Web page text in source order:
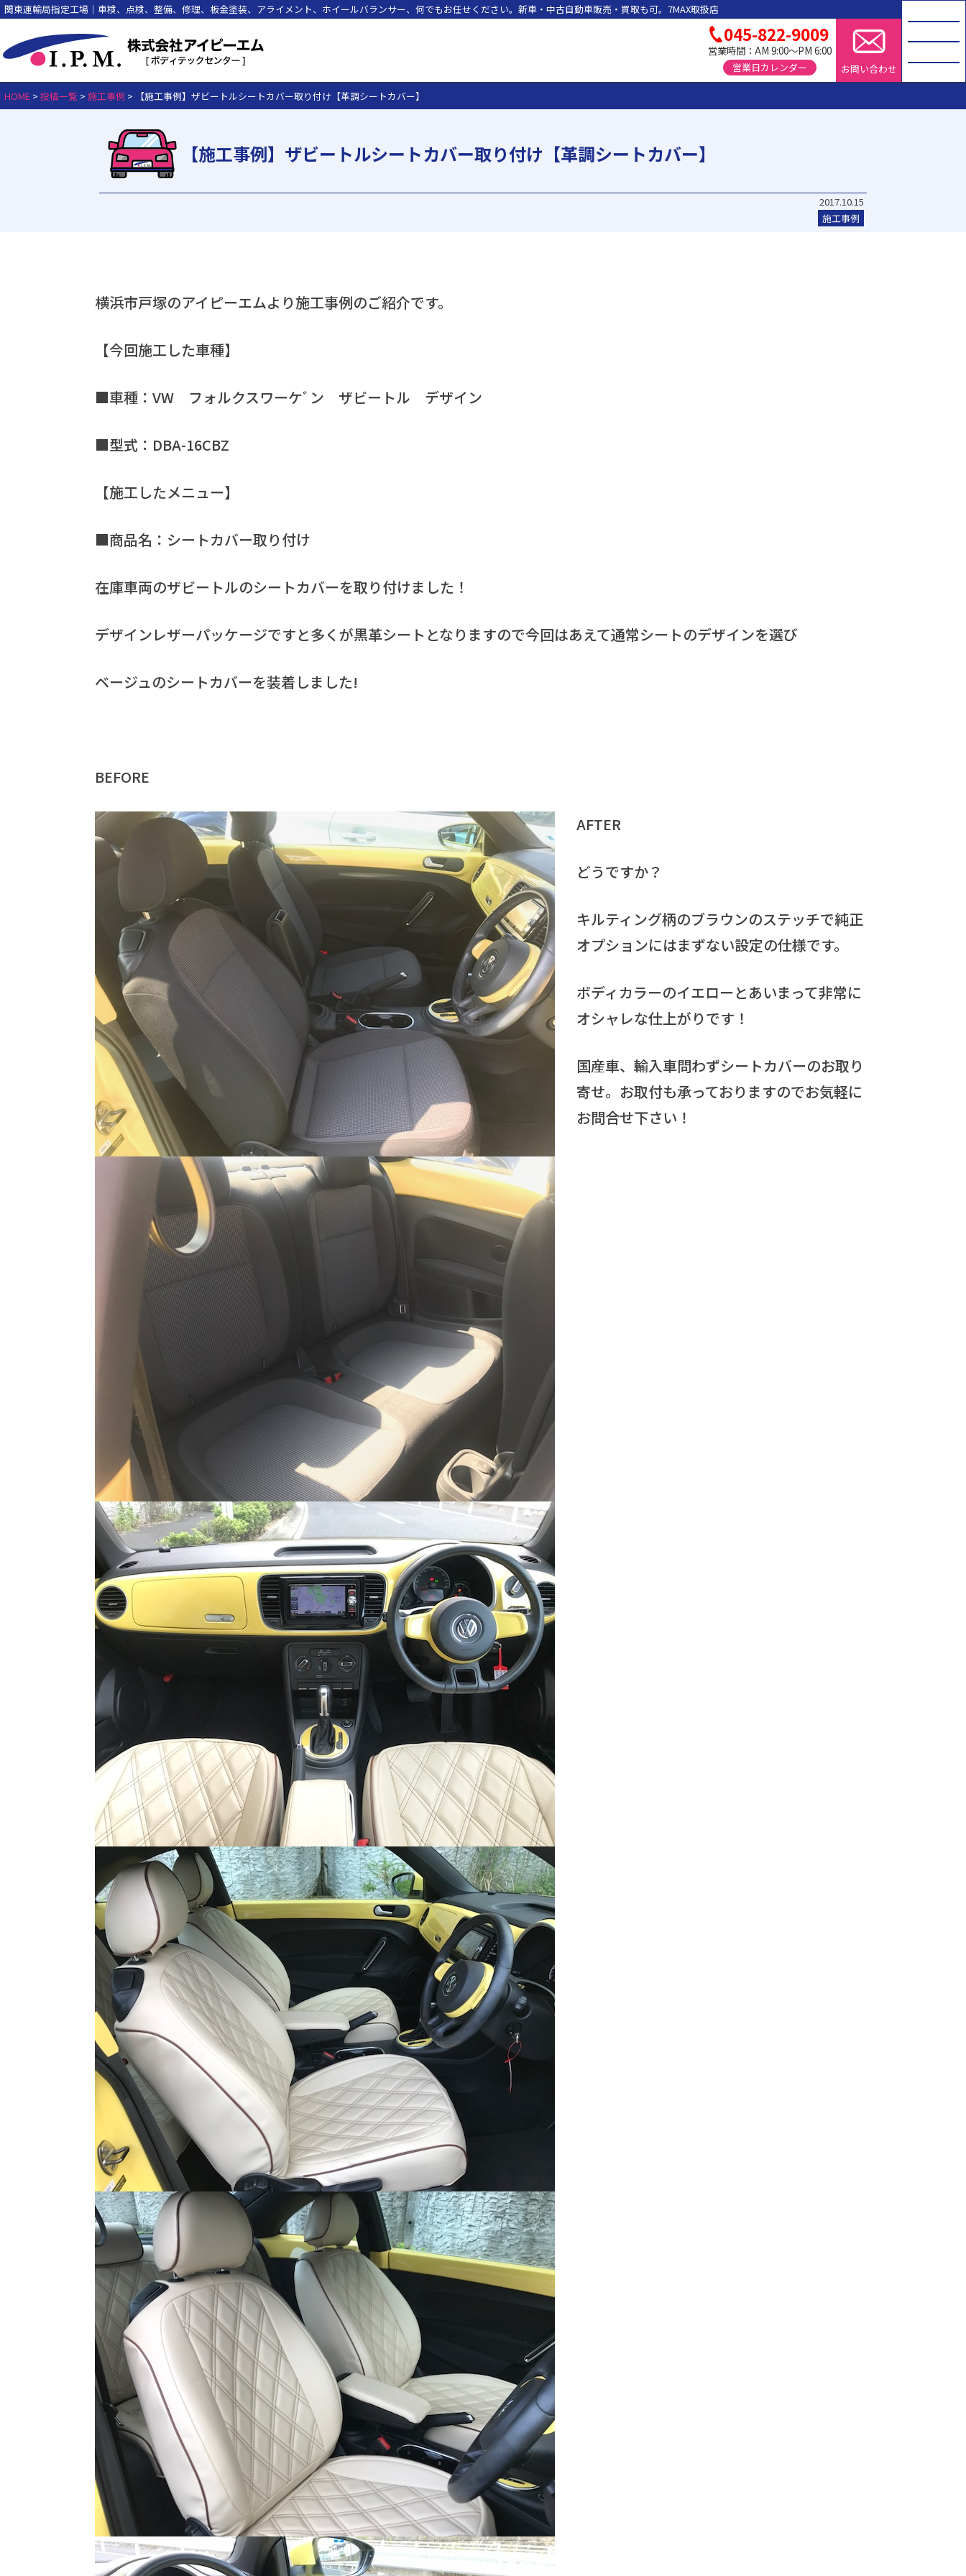
関東運輸局指定工場｜車検、点検、整備、修理、板金塗装、アライメント、ホイールバランサー、何でもお任せください。新車・中古自動車販売・買取も可。7MAX取扱店
045-822-9009
営業時間：AM 9:00～PM 6:00
営業日カレンダー
お問い合わせ
HOME >投稿一覧 >施工事例 > 【施工事例】ザビートルシートカバー取り付け【革調シートカバー】
【施工事例】ザビートルシートカバー取り付け【革調シートカバー】
2017.10.15
施工事例
横浜市戸塚のアイピーエムより施工事例のご紹介です。
【今回施工した車種】
■車種：VW フォルクスワーケﾞン ザビートル デザイン
■型式：DBA-16CBZ
【施工したメニュー】
■商品名：シートカバー取り付け
在庫車両のザビートルのシートカバーを取り付けました！
デザインレザーパッケージですと多くが黒革シートとなりますので今回はあえて通常シートのデザインを選び
ベージュのシートカバーを装着しました!
BEFORE
AFTER
どうですか？
キルティング柄のブラウンのステッチで純正
オプションにはまずない設定の仕様です。
ボディカラーのイエローとあいまって非常に
オシャレな仕上がりです！
国産車、輸入車問わずシートカバーのお取り
寄せ。お取付も承っておりますのでお気軽に
お問合せ下さい！